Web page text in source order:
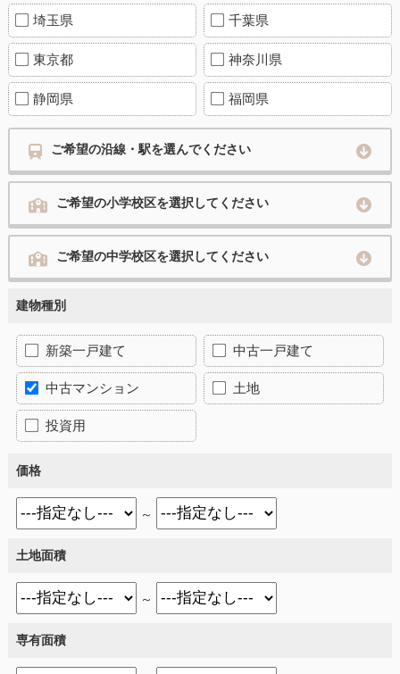
埼玉県 千葉県
東京都 神奈川県
静岡県 福岡県
ご希望の沿線・駅を選んでください
ご希望の小学校区を選択してください
ご希望の中学校区を選択してください
建物種別
新築一戸建て 中古一戸建て
中古マンション 土地
投資用
価格
～
土地面積
～
専有面積